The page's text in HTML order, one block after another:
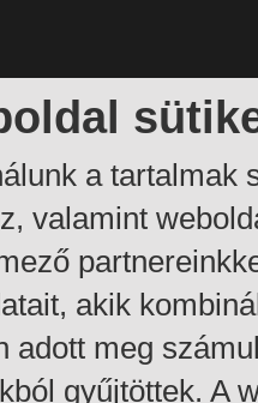
a tartalmak
valamint
akik
adott meg
gyűjtöttek. A